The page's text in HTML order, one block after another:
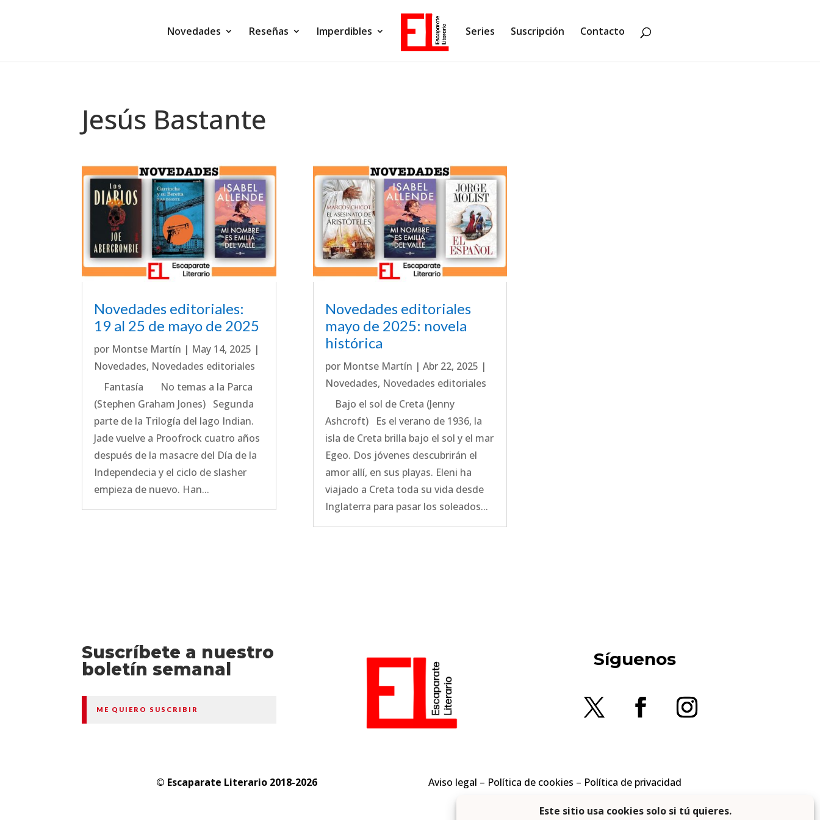
Novedades Reseñas Imperdibles Series Suscripción Contacto
Jesús Bastante
Novedades editoriales:
19 al 25 de mayo de 2025
por Montse Martín | May 14, 2025 |
Novedades, Novedades editoriales
Fantasía No temas a la Parca
(Stephen Graham Jones) Segunda
parte de la Trilogía del lago Indian.
Jade vuelve a Proofrock cuatro años
después de la masacre del Día de la
Independecia y el ciclo de slasher
empieza de nuevo. Han...
Novedades editoriales
mayo de 2025: novela
histórica
por Montse Martín | Abr 22, 2025 |
Novedades, Novedades editoriales
Bajo el sol de Creta (Jenny
Ashcroft) Es el verano de 1936, la
isla de Creta brilla bajo el sol y el mar
Egeo. Dos jóvenes descubrirán el
amor allí, en sus playas. Eleni ha
viajado a Creta toda su vida desde
Inglaterra para pasar los soleados...
Suscríbete a nuestro
boletín semanal
ME QUIERO SUSCRIBIR
Síguenos
© Escaparate Literario 2018-2026 Aviso legal – Política de cookies – Política de privacidad